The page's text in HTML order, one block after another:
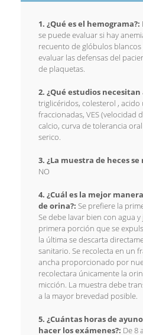
1. ¿Qué es el hemograma?:
se puede evaluar si hay
recuento de glóbulos
evaluar las defensas del
de plaquetas.
2. ¿Qué estudios necesitan
triglicéridos, colesterol ,
fraccionadas, VES (velocidad
calcio, curva de tolerancia
serico.
3. ¿La muestra de heces
NO
4. ¿Cuál es la mejor
de orina?: Se prefiere la
Se debe lavar bien con agua
primera porción que se
la última se descarta
sanitario. Se recolecta en un
ancha proporcionado por
recolectara únicamente la
micción. La muestra debe
a la mayor brevedad posible.
5. ¿Cuántas horas de
hacer los exámenes?: De 8